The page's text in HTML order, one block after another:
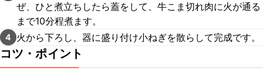
ぜ、ひと煮立ちしたら蓋をして、牛こま切れ肉に火が通る
まで10分程煮ます。
4 火から下ろし、器に盛り付け小ねぎを散らして完成です。
コツ・ポイント